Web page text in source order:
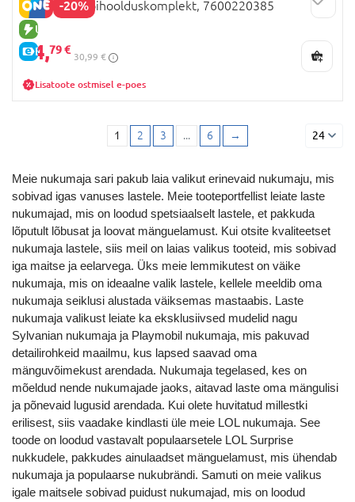
-20%
UUS TOODE
E-HIND
SMOBY beebihoolduskomplekt, 7600220385
24,79 €
30,99 €
Lisatoote ostmisel e-poes
1 2 3 ... 6 → 24
Meie nukumaja sari pakub laia valikut erinevaid nukumaju, mis
sobivad igas vanuses lastele. Meie tooteportfellist leiate laste
nukumajad, mis on loodud spetsiaalselt lastele, et pakkuda
lõputult lõbusat ja loovat mänguelamust. Kui otsite kvaliteetset
nukumaja lastele, siis meil on laias valikus tooteid, mis sobivad
iga maitse ja eelarvega. Üks meie lemmikutest on väike
nukumaja, mis on ideaalne valik lastele, kellele meeldib oma
nukumaja seiklusi alustada väiksemas mastaabis. Laste
nukumaja valikust leiate ka eksklusiivsed mudelid nagu
Sylvanian nukumaja ja Playmobil nukumaja, mis pakuvad
detailirohkeid maailmu, kus lapsed saavad oma
mänguvõimekust arendada. Nukumaja tegelased, kes on
mõeldud nende nukumajade jaoks, aitavad laste oma mängulisi
ja põnevaid lugusid arendada. Kui olete huvitatud millestki
erilisest, siis vaadake kindlasti üle meie LOL nukumaja. See
toode on loodud vastavalt populaarsetele LOL Surprise
nukkudele, pakkudes ainulaadset mänguelamust, mis ühendab
nukumaja ja populaarse nukubrändi. Samuti on meie valikus
igale maitsele sobivad puidust nukumajad, mis on loodud